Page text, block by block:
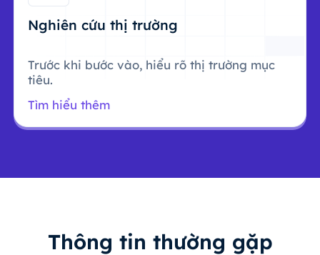
Nghiên cứu thị trường
Trước khi bước vào, hiểu rõ thị trường mục
tiêu.
Tìm hiểu thêm
Thông tin thường gặp